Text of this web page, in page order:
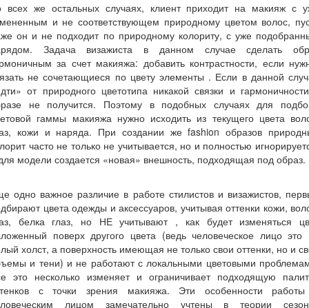
всех же остальных случаях, клиент приходит на макияж с
и не соответствующем природному цветом волос,
он и не подходит по природному колориту, с уже
Задача визажиста в данном случае сделать
за счет макияжа: добавить контрастности, если
не сочетающиеся по цвету элементы . Если в данной
от природного цветотипа никакой связки и
не получится. Поэтому в подобных случаях для
гаммы макияжа нужно исходить из текущего цвета
кожи и наряда. При создании же fashion образов
часто не только не учитывается, но и полностью
модели создается «новая» внешность, подходящая под образ.
одно важное различие в работе стилистов и визажистов,
цвета одежды и аксессуаров, учитывая оттенки кожи,
белка глаз, но НЕ учитывают , как будет изменяться
поверх другого цвета (ведь человеческое лицо это
холст, а поверхность имеющая не только свои оттенки, но и
и тени) и не работают с локальными цветовыми
это несколько изменяет и ограничивает подходящую
с точки зрения макияжа. Эти особенности
лицом замечательно учтены в теории